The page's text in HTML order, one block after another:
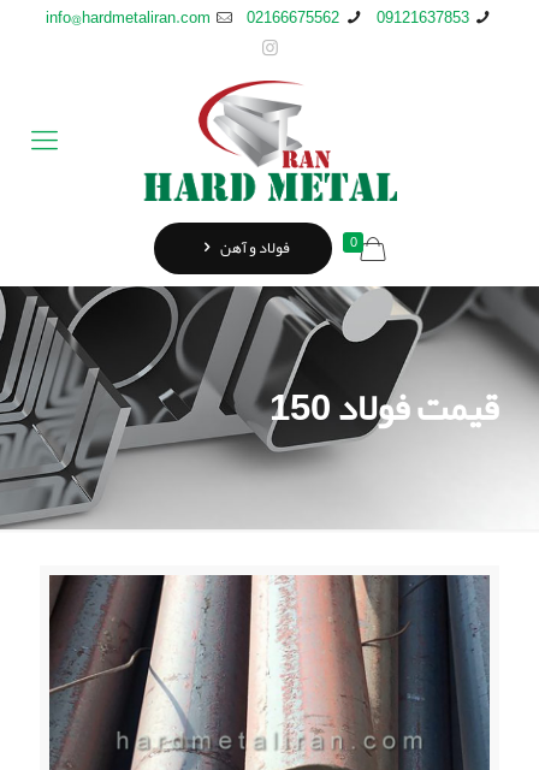
09121637853
02166675562
info@hardmetaliran.com
0 فولاد و آهن
قیمت فولاد 150